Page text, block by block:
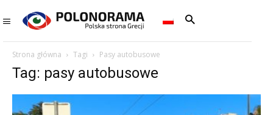
Strona główna Tagi Pasy autobusowe
Tag: pasy autobusowe